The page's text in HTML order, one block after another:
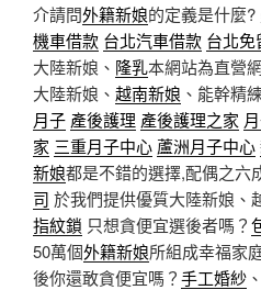
介請問外籍新娘的定義是什麼
機車借款 台北汽車借款 台北免
大陸新娘、 隆乳本網站為直營
大陸新娘、 越南新娘 、能幹精
月子 產後護理 產後護理之家
家 三重月子中心 蘆洲月子中心
新娘都是不錯的選擇,配偶之六
司 於我們提供優質大陸新娘、
指紋鎖 只想貪便宜選後者嗎？
50萬個外籍新娘所組成幸福家
後你還敢貪便宜嗎？手工婚紗